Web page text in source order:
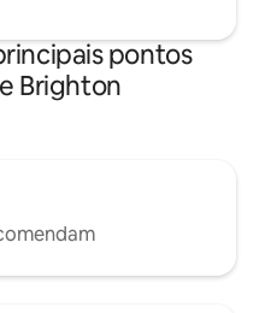
pontos
Brighton